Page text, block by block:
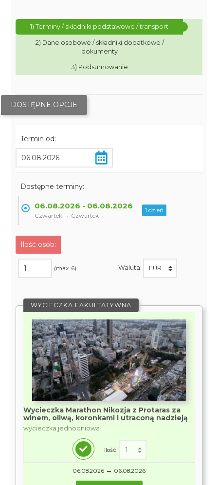
1) Terminy / składniki podstawowe / transport
2) Dane osobowe / składniki dodatkowe /
dokumenty
3) Podsumowanie
DOSTĘPNE OPCJE
Termin od:
Dostępne terminy:
06.08.2026 - 06.08.2026
Czwartek → Czwartek
1 dzień
Ilość osób:
(max. 6) Waluta:
WYCIECZKA FAKULTATYWNA
Wycieczka Marathon Nikozja z Protaras za
winem, oliwą, koronkami i utraconą nadzieją
wycieczka jednodniowa
Ilość:
06.08.2026 → 06.08.2026